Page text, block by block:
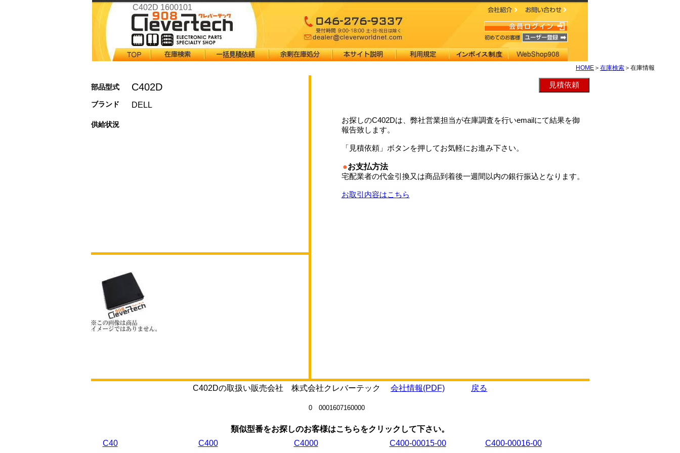
C402D 1600101
HOME ＞ 在庫検索 ＞在庫情報
部品型式 C402D
ブランド DELL
供給状況
お探しのC402Dは、弊社営業担当が在庫調査を行いemailにて結果を御
報告致します。
「見積依頼」ボタンを押してお気軽にお進み下さい。
●お支払方法
宅配業者の代金引換又は商品到着後一週間以内の銀行振込となります。
お取引内容はこちら
C402Dの取扱い販売会社 株式会社クレバーテック 会社情報(PDF) 戻る
0 0001607160000
類似型番をお探しのお客様はこちらをクリックして下さい。
C40
C400 C4000 C400-00015-00 C400-00016-00